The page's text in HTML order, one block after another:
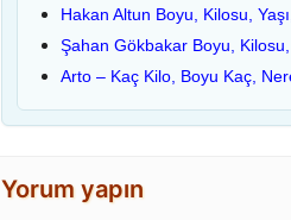
Hakan Altun Boyu, Kilosu,
Şahan Gökbakar Boyu,
Arto – Kaç Kilo, Boyu Kaç,
Yorum yapın